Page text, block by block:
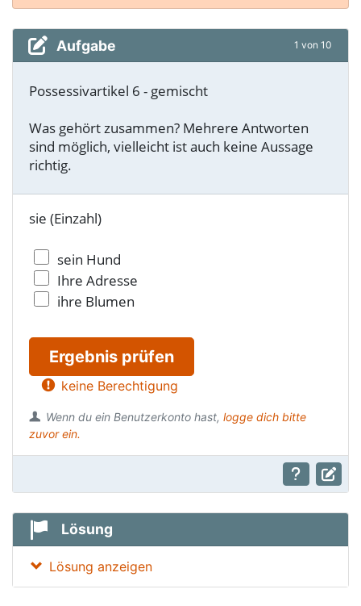
Aufgabe 1 von 10
Possessivartikel 6 - gemischt
Was gehört zusammen? Mehrere Antworten
sind möglich, vielleicht ist auch keine Aussage
richtig.
sie (Einzahl)
sein Hund
Ihre Adresse
ihre Blumen
Ergebnis prüfen
keine Berechtigung
Wenn du ein Benutzerkonto hast, logge dich bitte
zuvor ein.
Lösung
Lösung anzeigen